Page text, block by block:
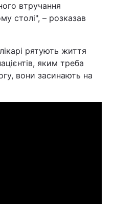
втручання
столі", – розказав
рятують життя
яким треба
вони засинають на